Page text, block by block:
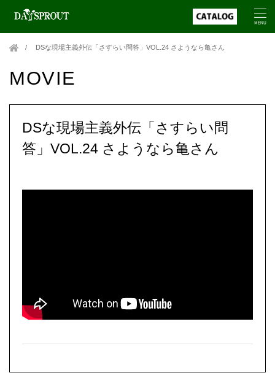
DSな現場主義外伝「さすらい問答」VOL.24 さようなら亀さん
MOVIE
DSな現場主義外伝「さすらい問
答」VOL.24 さようなら亀さん